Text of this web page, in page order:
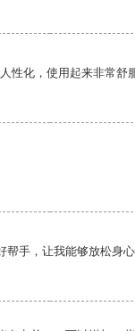
性化，使用起来非常舒
帮手，让我能够放松身心